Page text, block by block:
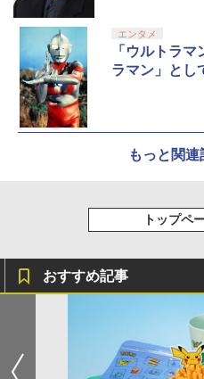
エンタメ
「ウルトラ
ラマン」とし
もっと関
トップペ
おすすめ記事